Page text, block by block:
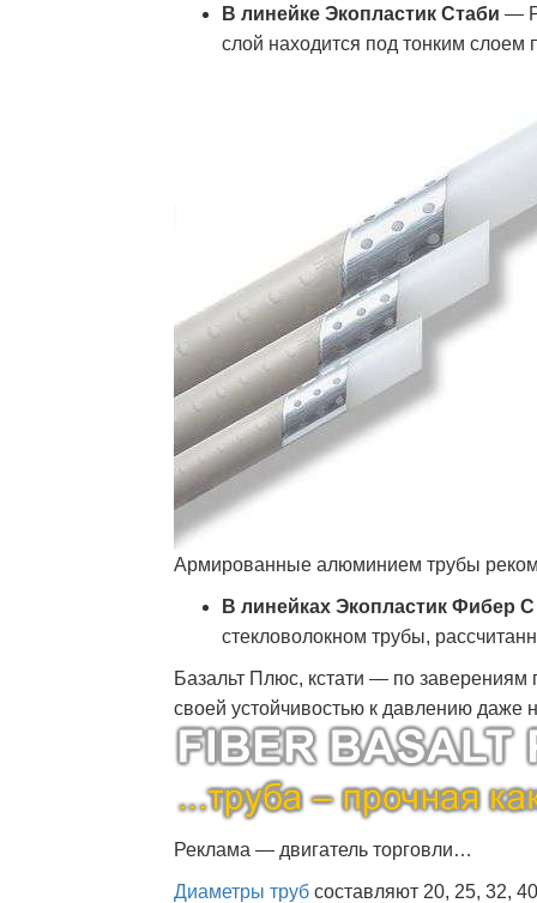
В линейке Экопластик Стаби —
слой находится под тонким слоем
Армированные алюминием трубы
В линейках Экопластик Фибер
стекловолокном трубы,
Базальт Плюс, кстати — по
своей устойчивостью к давлению
Реклама — двигатель торговли…
Диаметры труб составляют 20, 25, 32,